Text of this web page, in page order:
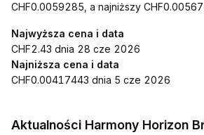
CHF0.0059285, a najniższy
Najwyższa cena i data
CHF2.43 dnia 28 cze 2026
Najniższa cena i data
CHF0.00417443 dnia 5 cze 2026
Aktualności Harmony Horizon